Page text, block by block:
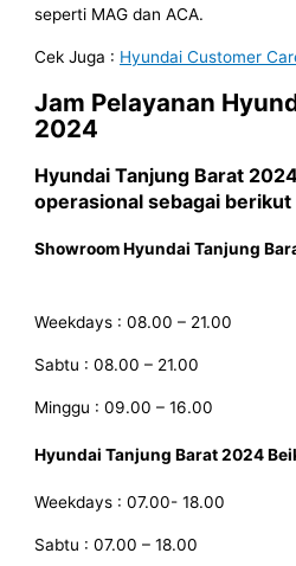
seperti MAG dan ACA.
Cek Juga : Hyundai Customer
Jam Pelayanan
2024
Hyundai Tanjung Barat
operasional sebagai berikut
Showroom HyundaiTanjung
Weekdays : 08.00 – 21.00
Sabtu : 08.00 – 21.00
Minggu : 09.00 – 16.00
HyundaiTanjung Barat2024
Weekdays : 07.00- 18.00
Sabtu : 07.00 – 18.00